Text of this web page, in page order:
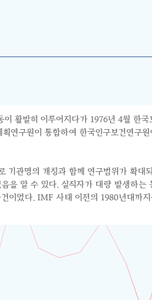
활발히 이루어지다가 1976년 4월 한
연구원이 통합하여 한국인구보건연구
기관명의 개칭과 함께 연구범위가 확
을 알 수 있다. 실직자가 대량 발생하
이었다. IMF 사태 이전의 1980년대까